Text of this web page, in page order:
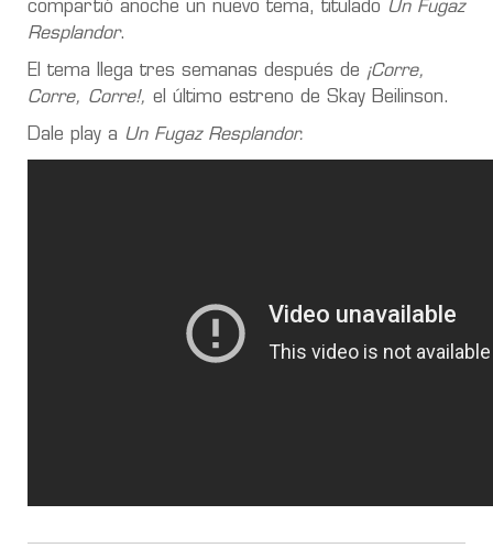
compartió anoche un nuevo tema, titulado Un Fugaz
Resplandor.
El tema llega tres semanas después de ¡Corre,
Corre, Corre!, el último estreno de Skay Beilinson.
Dale play a Un Fugaz Resplandor.